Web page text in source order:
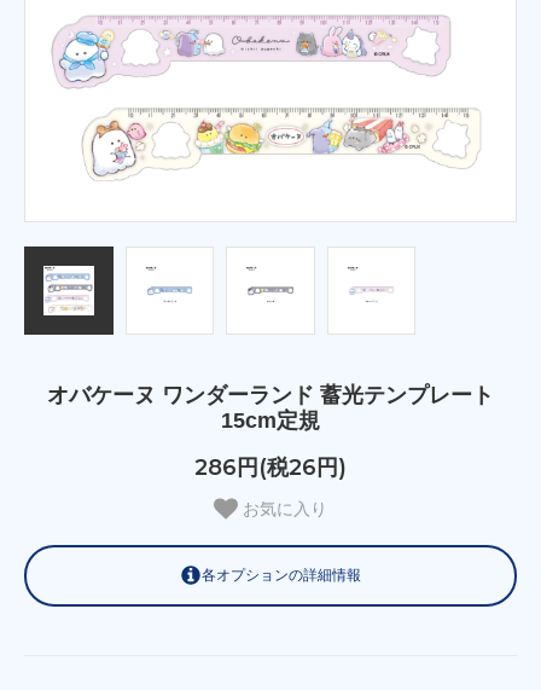
オバケーヌ ワンダーランド 蓄光テンプレート
15cm定規
286円(税26円)
お気に入り
各オプションの詳細情報